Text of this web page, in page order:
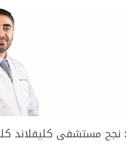
: نجح مستشفى كليفلاند